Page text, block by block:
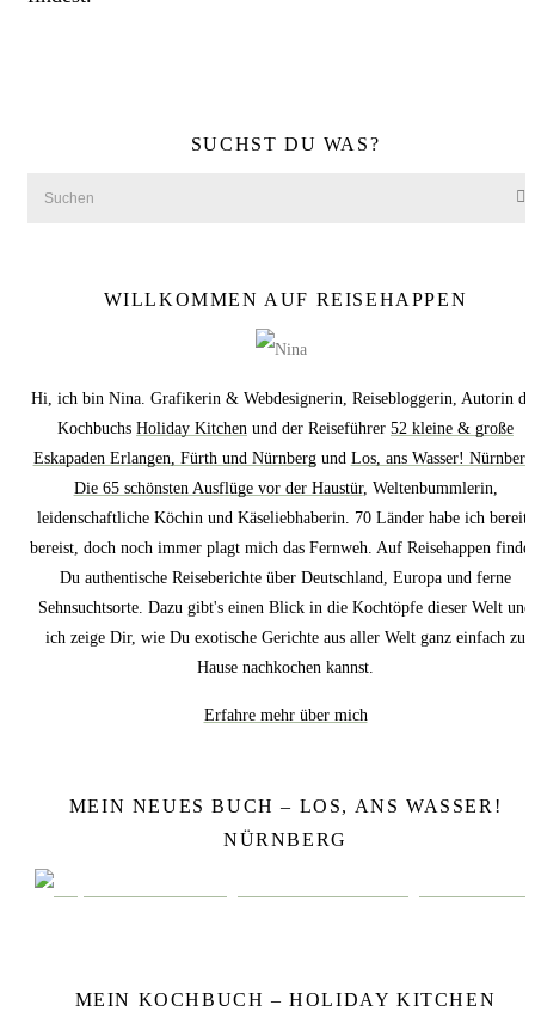
SUCHST DU WAS?
WILLKOMMEN AUF REISEHAPPEN
Hi, ich bin Nina. Grafikerin & Webdesignerin, Reisebloggerin, Autorin
Kochbuchs Holiday Kitchen und der Reiseführer 52 kleine & große
Eskapaden Erlangen, Fürth und Nürnbergund Los, ans Wasser!
Die 65 schönsten Ausflüge vor der Haustür, Weltenbummlerin,
leidenschaftliche Köchin und Käseliebhaberin. 70 Länder habe ich bereits
bereist, doch noch immer plagt mich das Fernweh. Auf Reisehappen
Du authentische Reiseberichte über Deutschland, Europa und ferne
Sehnsuchtsorte. Dazu gibt's einen Blick in die Kochtöpfe dieser Welt und
ich zeige Dir, wie Du exotische Gerichte aus aller Welt ganz einfach zu
Hause nachkochen kannst.
Erfahre mehr über mich
MEIN NEUES BUCH – LOS, ANS WASSER!
NÜRNBERG
MEIN KOCHBUCH – HOLIDAY KITCHEN